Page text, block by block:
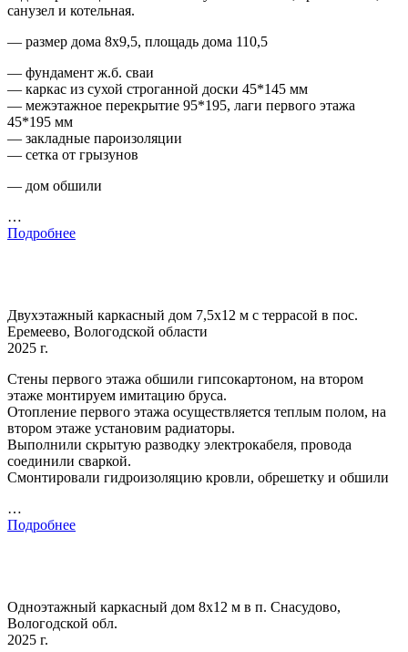
санузел и котельная.
— размер дома 8х9,5, площадь дома 110,5
— фундамент ж.б. сваи
— каркас из сухой строганной доски 45*145 мм
— межэтажное перекрытие 95*195, лаги первого этажа
45*195 мм
— закладные пароизоляции
— сетка от грызунов
— дом обшили
…
Подробнее
Двухэтажный каркасный дом 7,5х12 м с террасой в пос.
Еремеево, Вологодской области
2025 г.
Стены первого этажа обшили гипсокартоном, на втором
этаже монтируем имитацию бруса.
Отопление первого этажа осуществляется теплым полом, на
втором этаже установим радиаторы.
Выполнили скрытую разводку электрокабеля, провода
соединили сваркой.
Смонтировали гидроизоляцию кровли, обрешетку и обшили
…
Подробнее
Одноэтажный каркасный дом 8х12 м в п. Снасудово,
Вологодской обл.
2025 г.